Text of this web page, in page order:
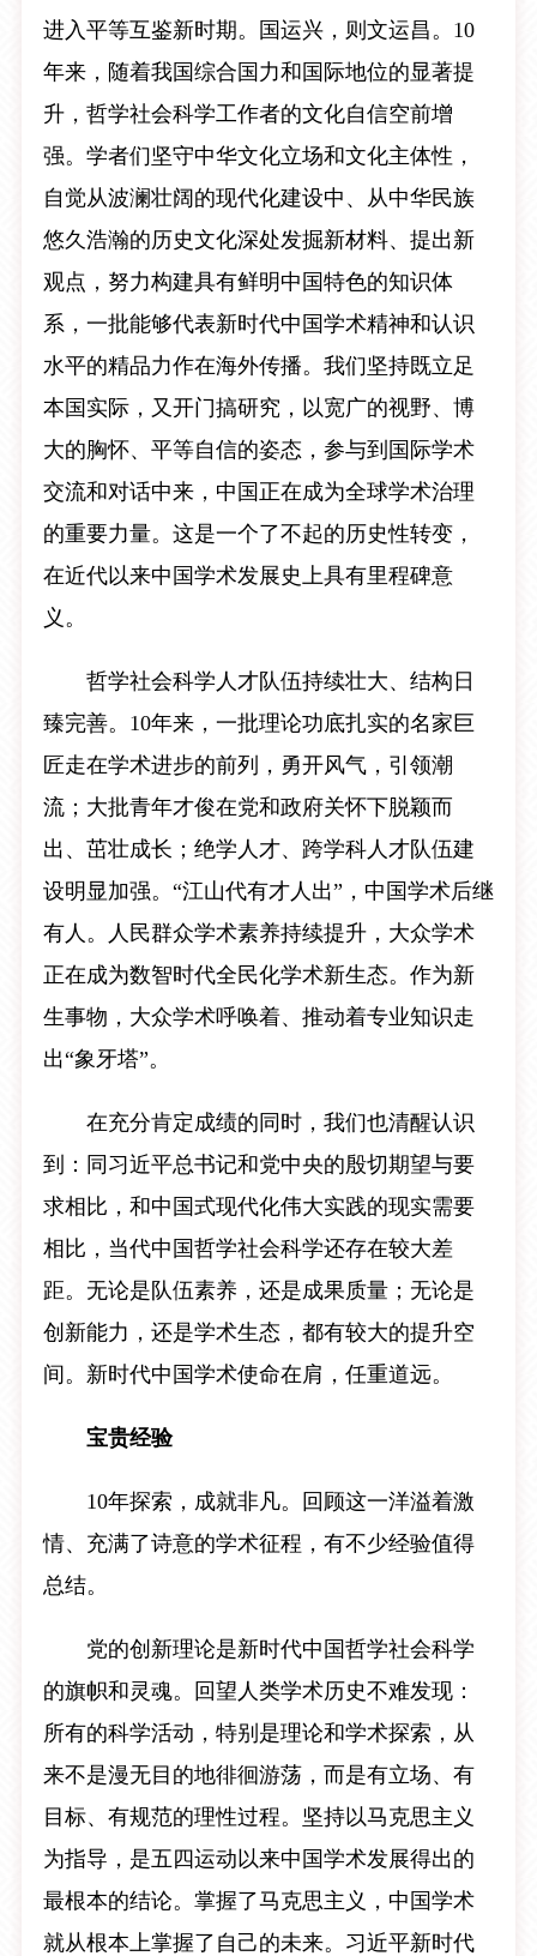
进入平等互鉴新时期。国运兴，则文运昌。10
年来，随着我国综合国力和国际地位的显著提
升，哲学社会科学工作者的文化自信空前增
强。学者们坚守中华文化立场和文化主体性，
自觉从波澜壮阔的现代化建设中、从中华民族
悠久浩瀚的历史文化深处发掘新材料、提出新
观点，努力构建具有鲜明中国特色的知识体
系，一批能够代表新时代中国学术精神和认识
水平的精品力作在海外传播。我们坚持既立足
本国实际，又开门搞研究，以宽广的视野、博
大的胸怀、平等自信的姿态，参与到国际学术
交流和对话中来，中国正在成为全球学术治理
的重要力量。这是一个了不起的历史性转变，
在近代以来中国学术发展史上具有里程碑意
义。
哲学社会科学人才队伍持续壮大、结构日
臻完善。10年来，一批理论功底扎实的名家巨
匠走在学术进步的前列，勇开风气，引领潮
流；大批青年才俊在党和政府关怀下脱颖而
出、茁壮成长；绝学人才、跨学科人才队伍建
设明显加强。“江山代有才人出”，中国学术后继
有人。人民群众学术素养持续提升，大众学术
正在成为数智时代全民化学术新生态。作为新
生事物，大众学术呼唤着、推动着专业知识走
出“象牙塔”。
在充分肯定成绩的同时，我们也清醒认识
到：同习近平总书记和党中央的殷切期望与要
求相比，和中国式现代化伟大实践的现实需要
相比，当代中国哲学社会科学还存在较大差
距。无论是队伍素养，还是成果质量；无论是
创新能力，还是学术生态，都有较大的提升空
间。新时代中国学术使命在肩，任重道远。
宝贵经验
10年探索，成就非凡。回顾这一洋溢着激
情、充满了诗意的学术征程，有不少经验值得
总结。
党的创新理论是新时代中国哲学社会科学
的旗帜和灵魂。回望人类学术历史不难发现：
所有的科学活动，特别是理论和学术探索，从
来不是漫无目的地徘徊游荡，而是有立场、有
目标、有规范的理性过程。坚持以马克思主义
为指导，是五四运动以来中国学术发展得出的
最根本的结论。掌握了马克思主义，中国学术
就从根本上掌握了自己的未来。习近平新时代